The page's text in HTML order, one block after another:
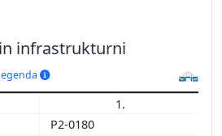
infrastrukturni
1.
P2-0180